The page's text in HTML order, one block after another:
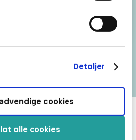
Detaljer
alle cookies
cookies
til garantioversikten
Group Norge
30C